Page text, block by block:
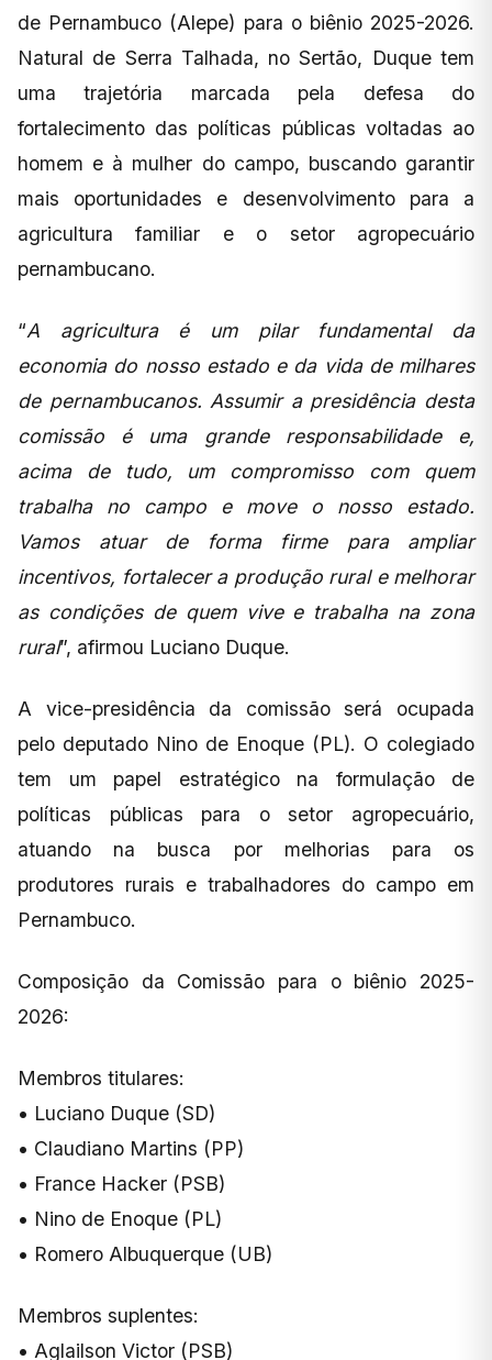
de Pernambuco (Alepe) para o biênio 2025-2026.
Natural de Serra Talhada, no Sertão, Duque tem
uma trajetória marcada pela defesa do
fortalecimento das políticas públicas voltadas ao
homem e à mulher do campo, buscando garantir
mais oportunidades e desenvolvimento para a
agricultura familiar e o setor agropecuário
pernambucano.
“A agricultura é um pilar fundamental da
economia do nosso estado e da vida de milhares
de pernambucanos. Assumir a presidência desta
comissão é uma grande responsabilidade e,
acima de tudo, um compromisso com quem
trabalha no campo e move o nosso estado.
Vamos atuar de forma firme para ampliar
incentivos, fortalecer a produção rural e melhorar
as condições de quem vive e trabalha na zona
rural”, afirmou Luciano Duque.
A vice-presidência da comissão será ocupada
pelo deputado Nino de Enoque (PL). O colegiado
tem um papel estratégico na formulação de
políticas públicas para o setor agropecuário,
atuando na busca por melhorias para os
produtores rurais e trabalhadores do campo em
Pernambuco.
Composição da Comissão para o biênio 2025-
2026:
Membros titulares:
• Luciano Duque (SD)
• Claudiano Martins (PP)
• France Hacker (PSB)
• Nino de Enoque (PL)
• Romero Albuquerque (UB)
Membros suplentes:
• Aglailson Victor (PSB)